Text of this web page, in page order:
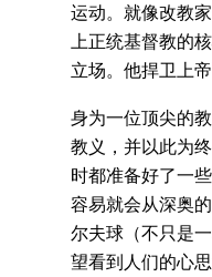
运动。就像改教
上正统基督教的
立场。他捍卫上
身为一位顶尖的
教义，并以此为
时都准备好了一
容易就会从深奥
尔夫球（不只是
望看到人们的心